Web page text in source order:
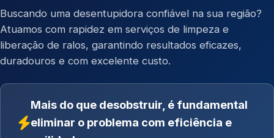
Buscando uma desentupidora confiável na sua região?
Atuamos com rapidez em serviços de limpeza e
liberação de ralos, garantindo resultados eficazes,
duradouros e com excelente custo.
Mais do que desobstruir, é fundamental
eliminar o problema com eficiência e